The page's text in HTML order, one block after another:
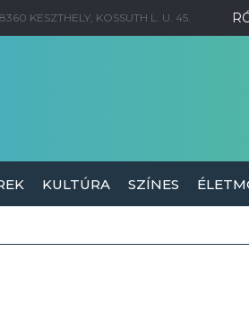
8360 KESZTHELY, KOSSUTH L. U. 45.
KULTÚRA SZÍNES